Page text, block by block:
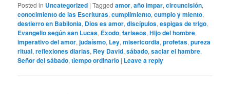
Posted in Uncategorized |Tagged amor,año impar,circuncisión,
conocimiento de las Escrituras,cumplimiento,cumplo y miento,
destierro en Babilonia, Dios es amor,discípulos,espigas de trigo,
Evangelio según san Lucas, Éxodo,fariseos,Hijo del hombre,
imperativo del amor,judaísmo, Ley,misericordia,profetas,pureza
ritual,reflexiones diarias, Rey David,sábado,saciar el hambre,
Señor del sábado,tiempo ordinario | Leave a reply